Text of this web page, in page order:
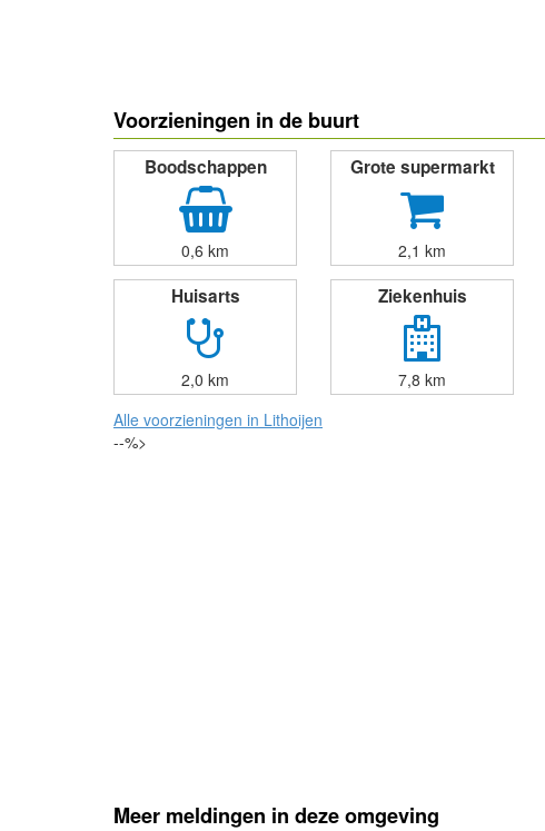
Voorzieningen in de buurt
Boodschappen
0,6 km
Grote supermarkt
2,1 km
Huisarts
2,0 km
Ziekenhuis
7,8 km
Alle voorzieningen in Lithoijen
--%>
Meer meldingen in deze omgeving